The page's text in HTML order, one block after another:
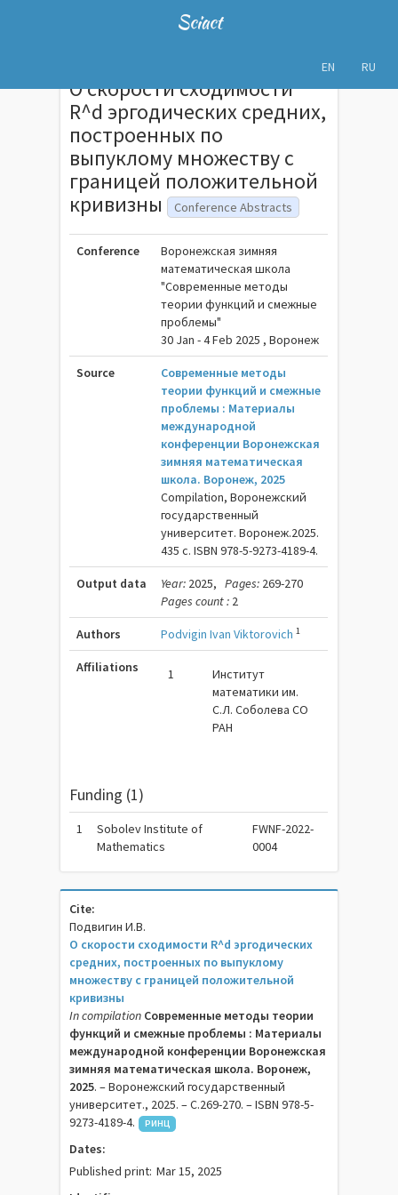
Sciact
EN RU
О скорости сходимости
R^d эргодических средних,
построенных по
выпуклому множеству с
границей положительной
кривизны Conference Abstracts
Conference
Воронежская зимняя
математическая школа
"Современные методы
теории функций и смежные
проблемы"
30 Jan - 4 Feb 2025 , Воронеж
Source
Современные методы
теории функций и смежные
проблемы : Материалы
международной
конференции Воронежская
зимняя математическая
школа. Воронеж, 2025
Compilation, Воронежский
государственный
университет. Воронеж.2025.
435 c. ISBN 978-5-9273-4189-4.
Output data Year: 2025, Pages: 269-270
Pages count : 2
Authors Podvigin Ivan Viktorovich 1
Affiliations 1
Институт
математики им.
С.Л. Соболева СО
РАН
Funding (1)
1
Sobolev Institute of
Mathematics
FWNF-2022-
0004
Cite:
Подвигин И.В.
О скорости сходимости R^d эргодических
средних, построенных по выпуклому
множеству с границей положительной
кривизны
In compilation Современные методы теории
функций и смежные проблемы : Материалы
международной конференции Воронежская
зимняя математическая школа. Воронеж,
2025. – Воронежский государственный
университет., 2025. – C.269-270. – ISBN 978-5-
9273-4189-4.
РИНЦ
Dates:
Published print: Mar 15, 2025